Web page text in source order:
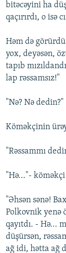
bitəcəyini ha
qaçırırdı, o isə
Həm də görürdü
yox, deyəsən,
tapıb
lap rəssamsız!"
"Nə? Nə dedin?"
Köməkçinin
"Rəssammı
"Hə..."-
"Əhsən sənə!
Polkovnik yenə
qayıtdı. - Hə...
düşürsən,
ağ idi, hətta ağ